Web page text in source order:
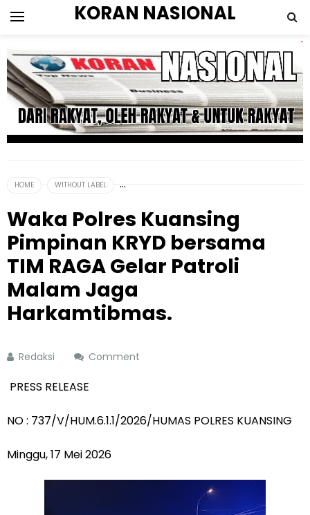
KORAN NASIONAL
HOME WITHOUT LABEL
Waka Polres Kuansing
Pimpinan KRYD bersama
TIM RAGA Gelar Patroli
Malam Jaga
Harkamtibmas.
Redaksi Comment
PRESS RELEASE
NO : 737/V/HUM.6.1.1/2026/HUMAS POLRES KUANSING
Minggu, 17 Mei 2026